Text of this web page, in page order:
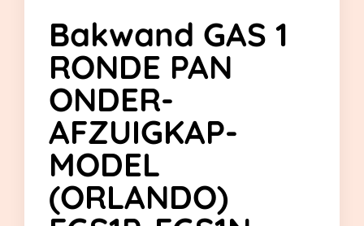
Bakwand GAS 1
RONDE PAN
ONDER-
AFZUIGKAP-
MODEL
(ORLANDO)